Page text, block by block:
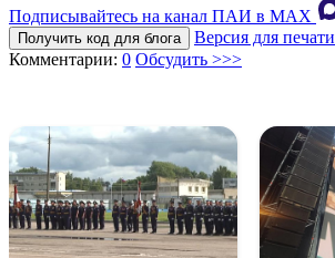
Подписывайтесь на канал ПАИ в MAХ
Получить код для блога
Версия для печати
Комментарии: 0 Обсудить >>>